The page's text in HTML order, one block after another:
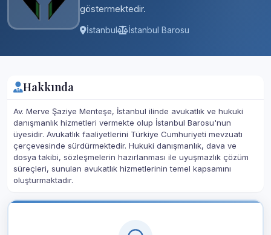
göstermektedir.
İstanbul İstanbul Barosu
Hakkında
Av. Merve Şaziye Menteşe, İstanbul ilinde avukatlık ve hukuki
danışmanlık hizmetleri vermekte olup İstanbul Barosu'nun
üyesidir. Avukatlık faaliyetlerini Türkiye Cumhuriyeti mevzuatı
çerçevesinde sürdürmektedir. Hukuki danışmanlık, dava ve
dosya takibi, sözleşmelerin hazırlanması ile uyuşmazlık çözüm
süreçleri, sunulan avukatlık hizmetlerinin temel kapsamını
oluşturmaktadır.